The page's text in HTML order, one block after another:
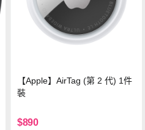
【Apple】AirTag (第 2 代) 1件
裝
$890